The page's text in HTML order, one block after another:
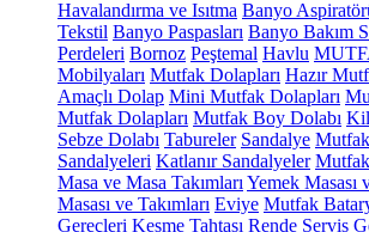
Havalandırma ve Isıtma Banyo
Tekstil Banyo Paspasları Banyo Bakım
Perdeleri Bornoz Peştemal Havlu
Mobilyaları Mutfak Dolapları Hazır
Amaçlı Dolap Mini Mutfak Dolapları
Mutfak Dolapları Mutfak Boy Dolabı
Sebze Dolabı Tabureler Sandalye
Sandalyeleri Katlanır Sandalyeler Mutfak
Masa ve Masa Takımları Yemek Masası
Masası ve Takımları Eviye Mutfak
Gereçleri Kesme Tahtası Rende Servis